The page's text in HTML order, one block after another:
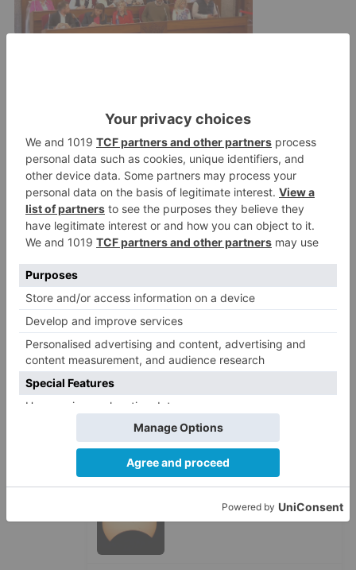
El exhaustivo análisis de los datos obtenidos de
por los investigadores, permitió identificar
plenamente al sospechoso y localizarle más
tarde en la Comunidad de Madrid, donde ha sido
detenido y desde donde se desplazaba para
acometer este tipo de ilícitos.
Sucesos
LO + VISTO
1
Detienen a un joven de 27 años
por el robo de cableado y por
atentado contra los agentes
Burgos durante el eclipse del 12
de agosto